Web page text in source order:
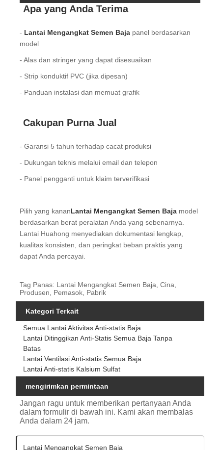
Apa yang Anda Terima
- Lantai Mengangkat Semen Baja panel berdasarkan
model
- Alas dan stringer yang dapat disesuaikan
- Strip konduktif PVC (jika dipesan)
- Panduan instalasi dan memuat grafik
Cakupan Purna Jual
- Garansi 5 tahun terhadap cacat produksi
- Dukungan teknis melalui email dan telepon
- Panel pengganti untuk klaim terverifikasi
Pilih yang kananLantai Mengangkat Semen Baja model
berdasarkan berat peralatan Anda yang sebenarnya.
Lantai Huahong menyediakan dokumentasi lengkap,
kualitas konsisten, dan peringkat beban praktis yang
dapat Anda percayai.
Tag Panas: Lantai Mengangkat Semen Baja, Cina,
Produsen, Pemasok, Pabrik
Kategori Terkait
Semua Lantai Aktivitas Anti-statis Baja
Lantai Ditinggikan Anti-Statis Semua Baja Tanpa
Batas
Lantai Ventilasi Anti-statis Semua Baja
Lantai Anti-statis Kalsium Sulfat
mengirimkan permintaan
Jangan ragu untuk memberikan pertanyaan Anda
dalam formulir di bawah ini. Kami akan membalas
Anda dalam 24 jam.